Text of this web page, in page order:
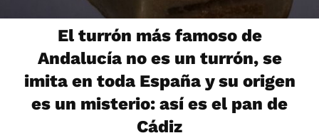
El turrón más famoso de
Andalucía no es un turrón, se
imita en toda España y su origen
es un misterio: así es el pan de
Cádiz